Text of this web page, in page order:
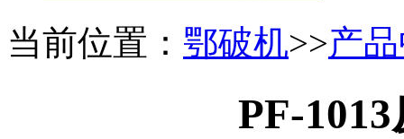
当前位置： 鄂破机>>产
PF-